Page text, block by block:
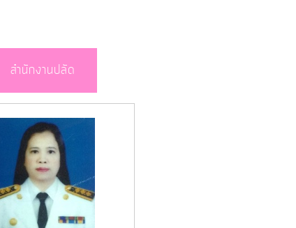
สำนักงานปลัด